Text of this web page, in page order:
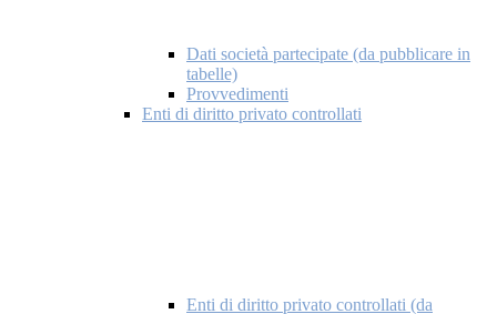
Dati società partecipate (da pubblicare in
tabelle)
Provvedimenti
Enti di diritto privato controllati
Enti di diritto privato controllati (da